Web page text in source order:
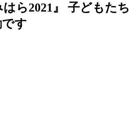
ら2021』 子どもたち
す